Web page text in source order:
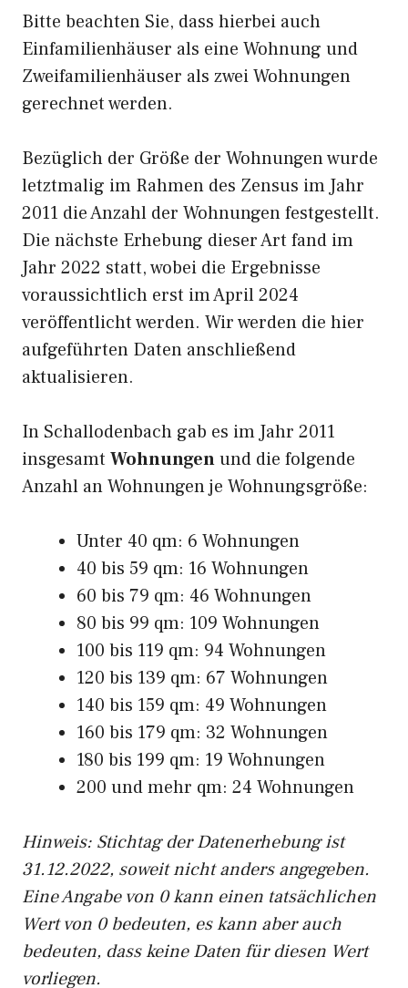
Bitte beachten Sie, dass hierbei auch
Einfamilienhäuser als eine Wohnung und
Zweifamilienhäuser als zwei Wohnungen
gerechnet werden.
Bezüglich der Größe der Wohnungen wurde
letztmalig im Rahmen des Zensus im Jahr
2011 die Anzahl der Wohnungen festgestellt.
Die nächste Erhebung dieser Art fand im
Jahr 2022 statt, wobei die Ergebnisse
voraussichtlich erst im April 2024
veröffentlicht werden. Wir werden die hier
aufgeführten Daten anschließend
aktualisieren.
In Schallodenbach gab es im Jahr 2011
insgesamt Wohnungenund die folgende
Anzahl an Wohnungen je Wohnungsgröße:
Unter 40 qm: 6 Wohnungen
40 bis 59 qm: 16 Wohnungen
60 bis 79 qm: 46 Wohnungen
80 bis 99 qm: 109 Wohnungen
100 bis 119 qm: 94 Wohnungen
120 bis 139 qm: 67 Wohnungen
140 bis 159 qm: 49 Wohnungen
160 bis 179 qm: 32 Wohnungen
180 bis 199 qm: 19 Wohnungen
200 und mehr qm: 24 Wohnungen
Hinweis: Stichtag der Datenerhebung ist
31.12.2022, soweit nicht anders angegeben.
Eine Angabe von 0 kann einen tatsächlichen
Wert von 0 bedeuten, es kann aber auch
bedeuten, dass keine Daten für diesen Wert
vorliegen.